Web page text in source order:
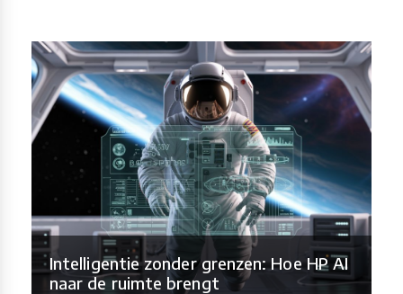
Intelligentie zonder grenzen: Hoe HP AI
naar de ruimte brengt